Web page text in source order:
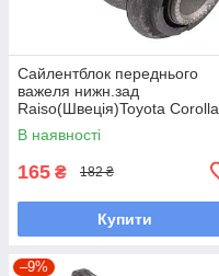
Сайлентблок переднього
важеля нижн.зад
Raiso(Швеція)Toyota Corolla
Compact,Тойота
Королла#RL-486120H
В наявності
165 ₴ 182 ₴
Купити
–9%